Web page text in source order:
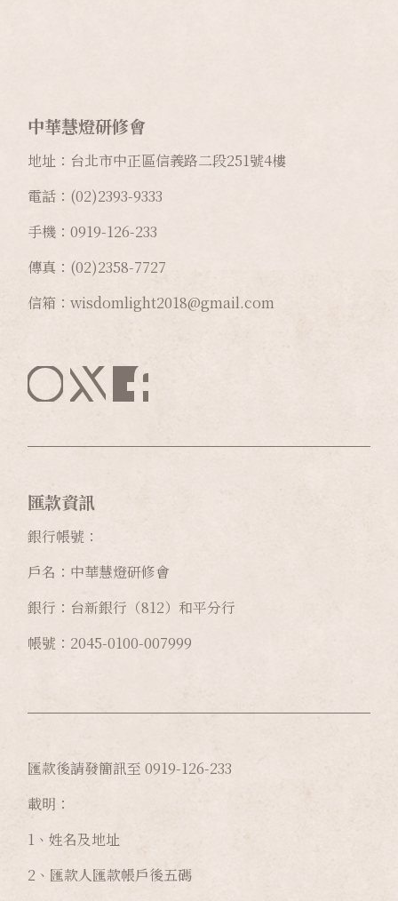
中華慧燈研修會
地址：台北市中正區信義路二段251號4樓
電話：(02)2393-9333
手機：0919-126-233
傳真：(02)2358-7727
信箱：wisdomlight2018@gmail.com
匯款資訊
銀行帳號：
戶名：中華慧燈研修會
銀行：台新銀行（812）和平分行
帳號：2045-0100-007999
匯款後請發簡訊至 0919-126-233
載明：
1、姓名及地址
2、匯款人匯款帳戶後五碼